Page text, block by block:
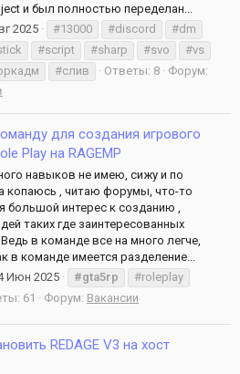
и был полностью переделан...
2025 #13000 #discord
#dm
#script #sharp #svo
#vs
#слив Ответы: 8
Форум:
для создания игрового
Play на RAGEMP
навыков не имею, сижу и по
копаюсь , читаю форумы, что-то
большой интерес к созданию ,
таких где заинтересованных
в команде все на много легче,
в команде имеется разделение...
Июн 2025 #gta5rp
#roleplay
61 Форум: Вакансии
REDAGE V3 на хост